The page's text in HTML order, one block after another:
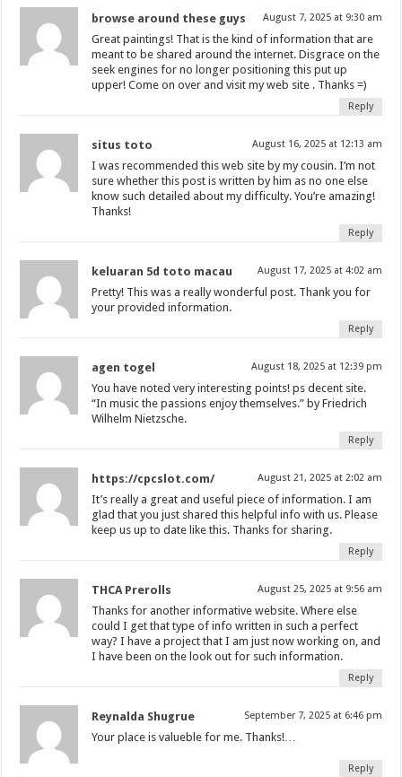
browse around these guys August 7, 2025 at 9:30 am
Great paintings! That is the kind of information that are
meant to be shared around the internet. Disgrace on the
seek engines for no longer positioning this put up
upper! Come on over and visit my web site . Thanks =)
Reply
situs toto August 16, 2025 at 12:13 am
I was recommended this web site by my cousin. I’m not
sure whether this post is written by him as no one else
know such detailed about my difficulty. You’re amazing!
Thanks!
Reply
keluaran 5d toto macau August 17, 2025 at 4:02 am
Pretty! This was a really wonderful post. Thank you for
your provided information.
Reply
agen togel August 18, 2025 at 12:39 pm
You have noted very interesting points! ps decent site.
“In music the passions enjoy themselves.” by Friedrich
Wilhelm Nietzsche.
Reply
https://cpcslot.com/ August 21, 2025 at 2:02 am
It’s really a great and useful piece of information. I am
glad that you just shared this helpful info with us. Please
keep us up to date like this. Thanks for sharing.
Reply
THCA Prerolls August 25, 2025 at 9:56 am
Thanks for another informative website. Where else
could I get that type of info written in such a perfect
way? I have a project that I am just now working on, and
I have been on the look out for such information.
Reply
Reynalda Shugrue September 7, 2025 at 6:46 pm
Your place is valueble for me. Thanks!…
Reply